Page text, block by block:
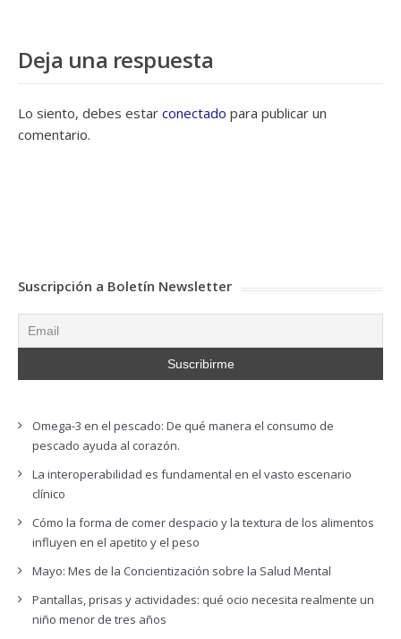
Deja una respuesta
Lo siento, debes estar conectado para publicar un
comentario.
Suscripción a Boletín Newsletter
Omega-3 en el pescado: De qué manera el consumo de
pescado ayuda al corazón.
La interoperabilidad es fundamental en el vasto escenario
clínico
Cómo la forma de comer despacio y la textura de los alimentos
influyen en el apetito y el peso
Mayo: Mes de la Concientización sobre la Salud Mental
Pantallas, prisas y actividades: qué ocio necesita realmente un
niño menor de tres años